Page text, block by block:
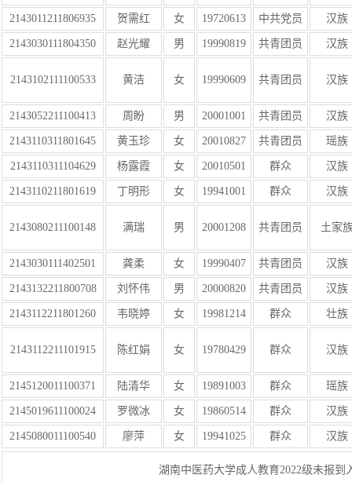
2143011211806935 贺需红 女 19720613 中共党员 汉族
2143030111804350 赵光耀 男 19990819 共青团员 汉族
2143102111100533 黄洁 女 19990609 共青团员 汉族
2143052211100413 周盼 男 20001001 共青团员 汉族
2143110311801645 黄玉珍 女 20010827 共青团员 瑶族
2143110311104629 杨露霞 女 20010501 群众 汉族
2143110211801619 丁明形 女 19941001 群众 汉族
2143080211100148 满瑞 男 20001208 共青团员 土家
2143030111402501 龚柔 女 19990407 共青团员 汉族
2143132211800708 刘怀伟 男 20000820 共青团员 汉族
2143112211801260 韦晓婷 女 19981214 群众 壮族
2143112211101915 陈红娟 女 19780429 群众 汉族
2145120011100371 陆清华 女 19891003 群众 瑶族
2145019611100024 罗微冰 女 19860514 群众 汉族
2145080011100540 廖萍 女 19941025 群众 汉族
湖南中医药大学成人教育2022级未报到